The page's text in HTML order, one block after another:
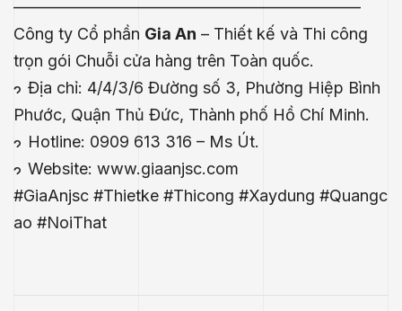
—————————————————————–
Công ty Cổ phần Gia An – Thiết kế và Thi công
trọn gói Chuỗi cửa hàng trên Toàn quốc.
Địa chỉ: 4/4/3/6 Đường số 3, Phường Hiệp Bình
Phước, Quận Thủ Đức, Thành phố Hồ Chí Minh.
Hotline: 0909 613 316 – Ms Út.
Website: www.giaanjsc.com
#GiaAnjsc #Thietke #Thicong #Xaydung #Quangc
ao #NoiThat